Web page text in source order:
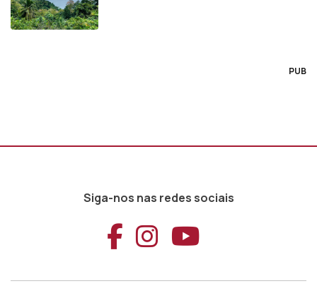
PUB
Siga-nos nas redes sociais
Aceder ao
Aceder ao
Aceder